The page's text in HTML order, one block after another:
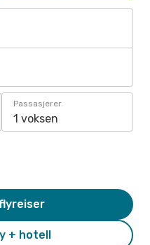
Passasjerer
1 voksen
+ hotell